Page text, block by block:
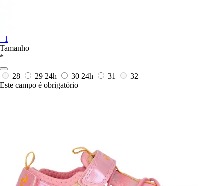
+1
Tamanho
*
28 29 24h 30 24h 31
32
Este campo é obrigatório